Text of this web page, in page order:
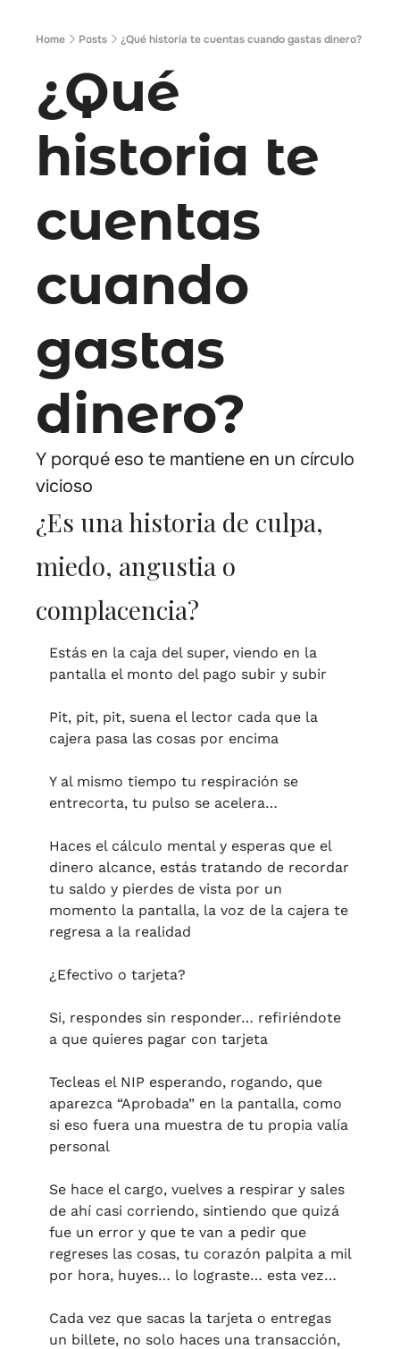
Home Posts ¿Qué historia te cuentas cuando gastas dinero?
¿Qué
historia te
cuentas
cuando
gastas
dinero?
Y porqué eso te mantiene en un círculo
vicioso
¿Es una historia de culpa,
miedo, angustia o
complacencia?
Estás en la caja del super, viendo en la
pantalla el monto del pago subir y subir
Pit, pit, pit, suena el lector cada que la
cajera pasa las cosas por encima
Y al mismo tiempo tu respiración se
entrecorta, tu pulso se acelera…
Haces el cálculo mental y esperas que el
dinero alcance, estás tratando de recordar
tu saldo y pierdes de vista por un
momento la pantalla, la voz de la cajera te
regresa a la realidad
¿Efectivo o tarjeta?
Si, respondes sin responder… refiriéndote
a que quieres pagar con tarjeta
Tecleas el NIP esperando, rogando, que
aparezca “Aprobada” en la pantalla, como
si eso fuera una muestra de tu propia valía
personal
Se hace el cargo, vuelves a respirar y sales
de ahí casi corriendo, sintiendo que quizá
fue un error y que te van a pedir que
regreses las cosas, tu corazón palpita a mil
por hora, huyes… lo lograste… esta vez…
Cada vez que sacas la tarjeta o entregas
un billete, no solo haces una transacción,